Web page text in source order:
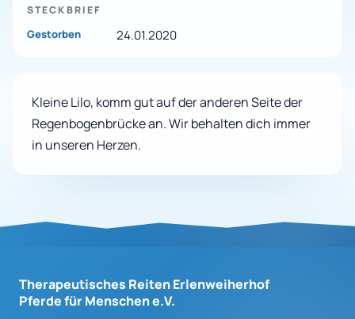
STECKBRIEF
Gestorben 24.01.2020
Kleine Lilo, komm gut auf der anderen Seite der
Regenbogenbrücke an. Wir behalten dich immer
in unseren Herzen.
Therapeutisches Reiten Erlenweiherhof
Pferde für Menschen e.V.